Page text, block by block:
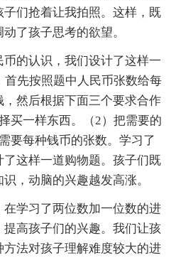
们抢着让我拍照。这样，既
了孩子思考的欲望。
的认识，我们设计了这样一
先按照题中人民币张数给每
然后根据下面三个要求合作
买一样东西。（2）把需要的
要每种钱币的张数。学习了
了这样一道购物题。孩子们既
，动脑的兴趣越发高涨。
在学习了两位数加一位数的进
高孩子们的兴趣。我们让孩
法对孩子理解难度较大的进